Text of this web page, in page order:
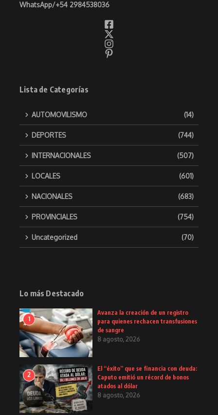
WhatsApp/+54 2984538036
Lista de Categorías
AUTOMOVILISMO (14)
DEPORTES (744)
INTERNACIONALES (507)
LOCALES (601)
NACIONALES (683)
PROVINCIALES (754)
Uncategorized (70)
Lo más Destacado
1
Avanza la creación de un registro
para quienes rechacen transfusiones
de sangre
8 agosto, 2026
2
El “éxito” que se financia con deuda:
Caputo emitió un récord de bonos
atados al dólar
8 agosto, 2026